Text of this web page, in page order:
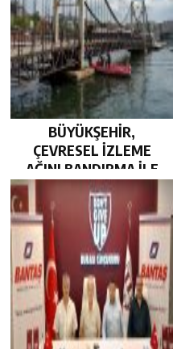
BÜYÜKŞEHİR,
ÇEVRESEL İZLEME
AĞINI BANDIRMA İLE
GÜÇLENDİRDİ…